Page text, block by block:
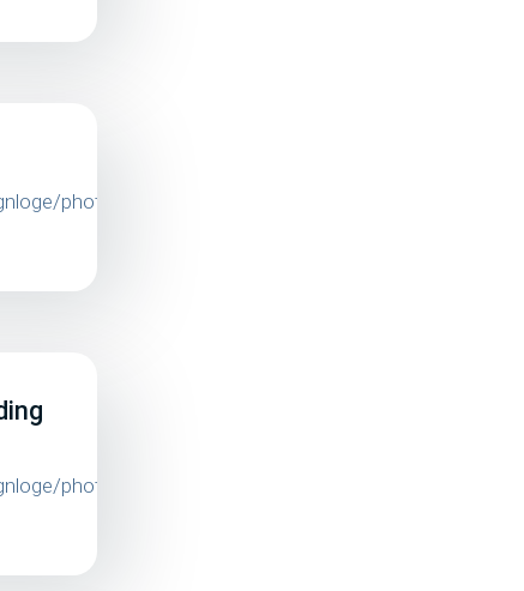
photos/a.640392696089733/642957149166621/?
photos/a.705990942863241/640392716089731/?